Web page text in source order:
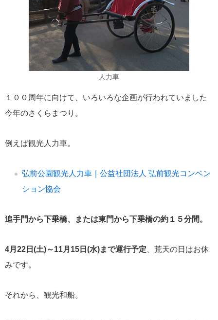
人力車
１００周年に向けて、いろいろな企画が行われていました
今年のさくらまつり。
例えば観光人力車。
弘前公園観光人力車｜公益社団法人 弘前観光コンベン
ション協会
追手門から下乗橋、または東門から下乗橋の約１５分間。
4月22日(土)～11月15日(水)まで運行予定 、荒天の日はお休
みです。
それから、観光和船。